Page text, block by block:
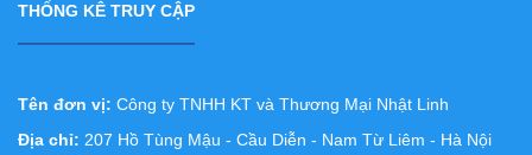
THỐNG KÊ TRUY CẬP
Tên đơn vị: Công ty TNHH KT và Thương Mại Nhật Linh
Địa chỉ: 207 Hồ Tùng Mậu - Cầu Diễn - Nam Từ Liêm - Hà Nội